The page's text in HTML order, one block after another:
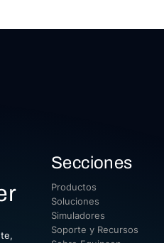
Secciones
Productos
Soluciones
Simuladores
Soporte y Recursos